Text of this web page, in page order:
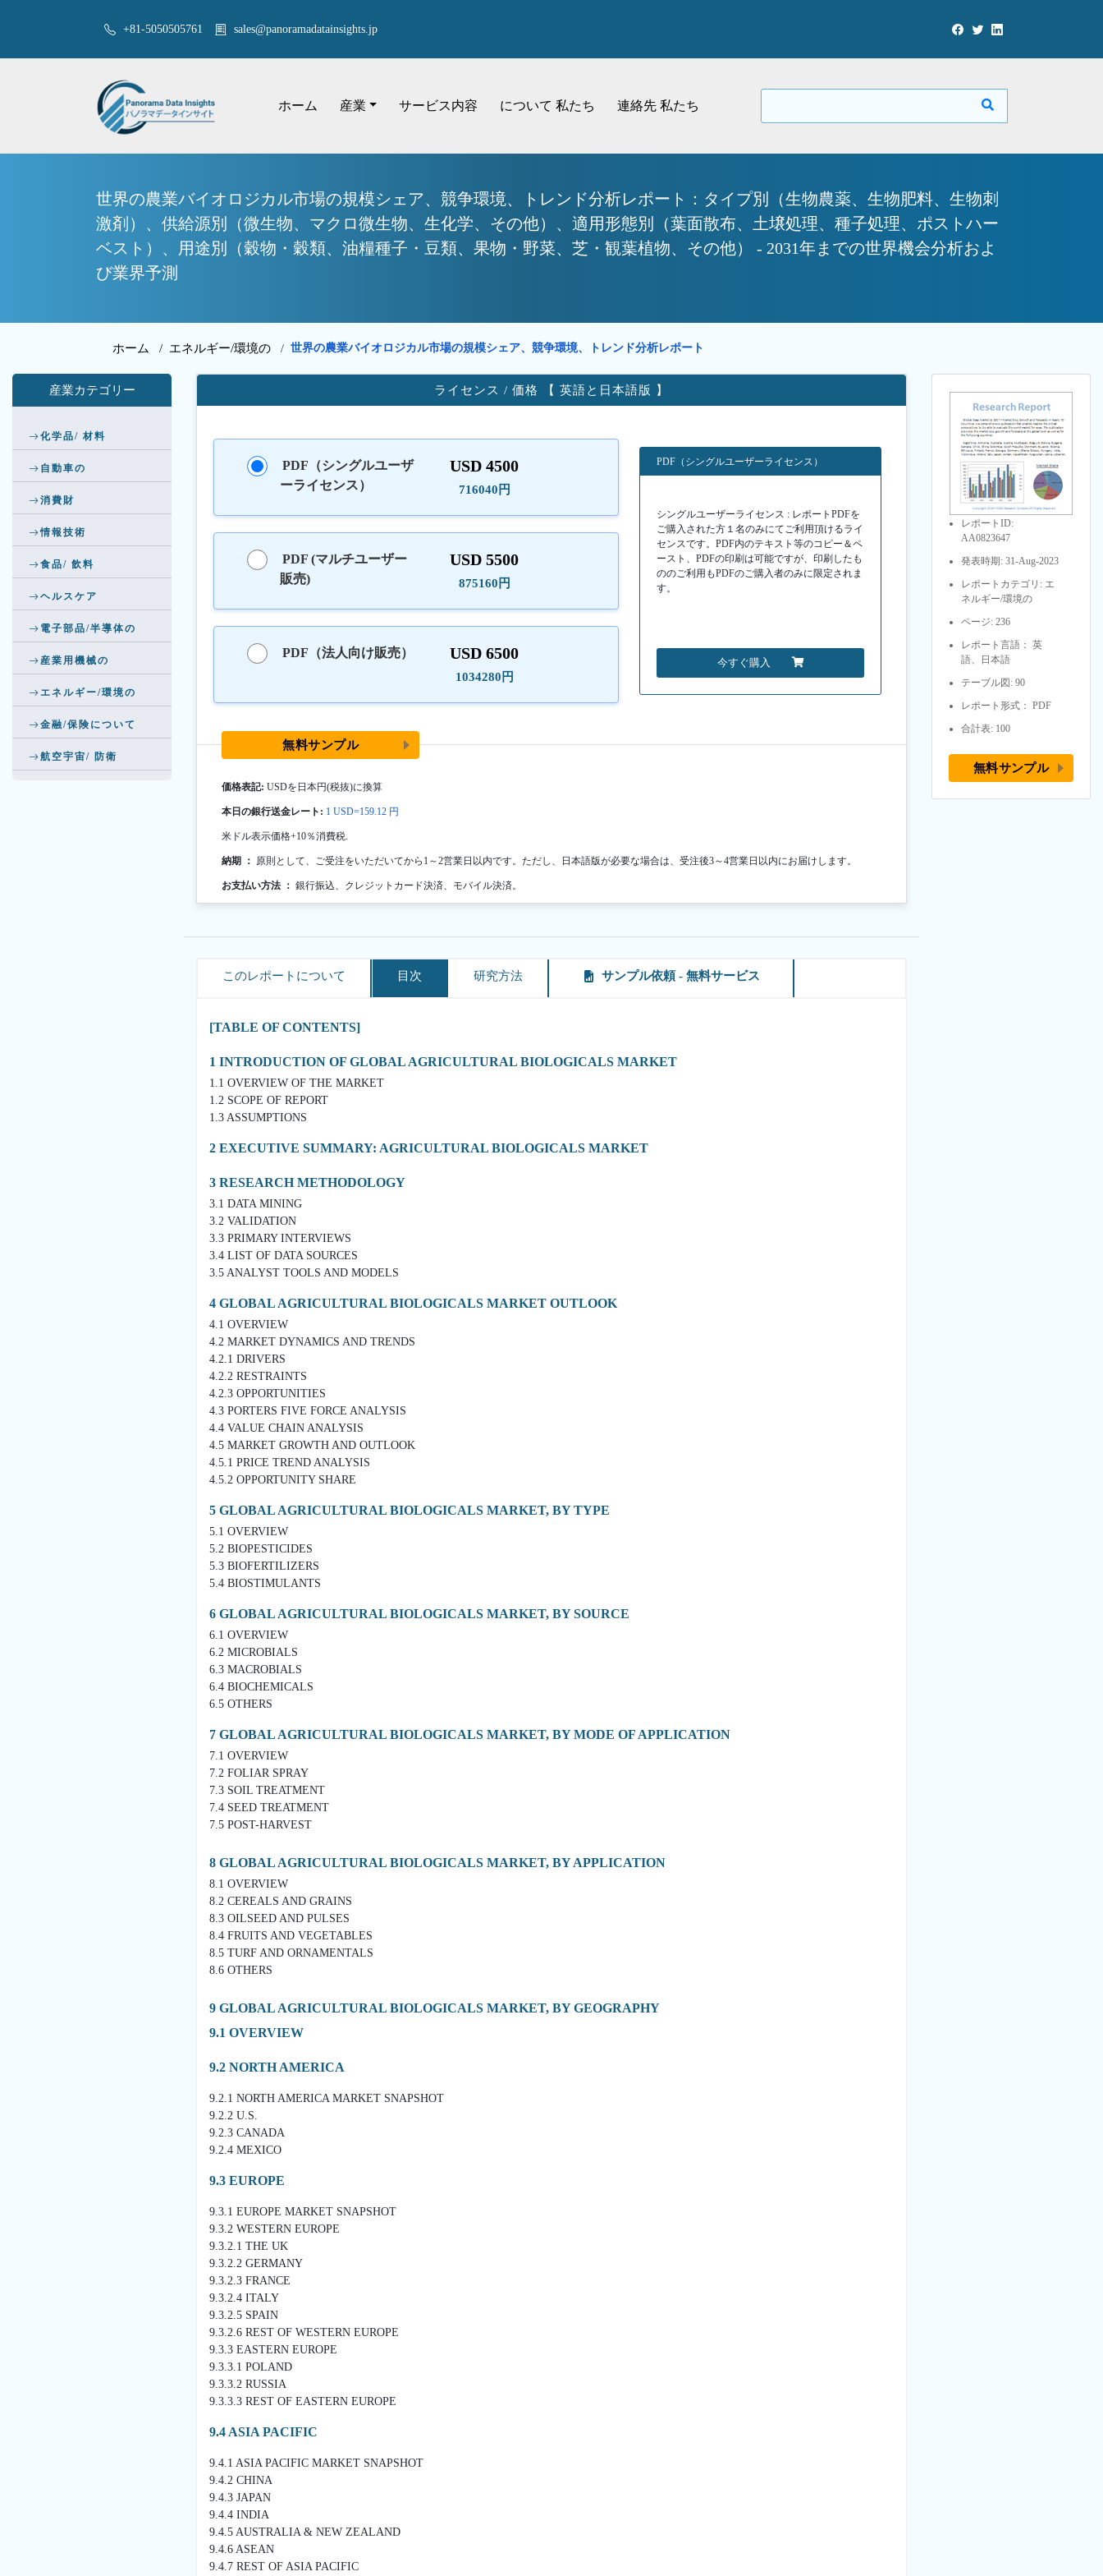
+81-5050505761 sales@panoramadatainsights.jp
ホーム 産業 サービス内容 について 私たち 連絡先 私たち
世界の農業バイオロジカル市場の規模シェア、競争環境、トレンド分析レポート：タイプ別（生物農薬、生物肥料、生物刺
激剤）、供給源別（微生物、マクロ微生物、生化学、その他）、適用形態別（葉面散布、土壌処理、種子処理、ポストハー
ベスト）、用途別（穀物・穀類、油糧種子・豆類、果物・野菜、芝・観葉植物、その他） - 2031年までの世界機会分析およ
び業界予測
ホーム / エネルギー/環境の / 世界の農業バイオロジカル市場の規模シェア、競争環境、トレンド分析レポート
産業カテゴリー
化学品/ 材料
自動車の
消費財
情報技術
食品/ 飲料
ヘルスケア
電子部品/半導体の
産業用機械の
エネルギー/環境の
金融/保険について
航空宇宙/ 防衛
ライセンス / 価格 【 英語と日本語版 】
PDF（シングルユーザ
ーライセンス）
USD 4500
716040円
PDF (マルチユーザー
販売)
USD 5500
875160円
PDF（法人向け販売） USD 6500
1034280円
PDF（シングルユーザーライセンス）
シングルユーザーライセンス : レポートPDFを
ご購入された方１名のみにてご利用頂けるライ
センスです。PDF内のテキスト等のコピー＆ペ
ースト、PDFの印刷は可能ですが、印刷したも
ののご利用もPDFのご購入者のみに限定されま
す。
今すぐ購入
無料サンプル
価格表記: USDを日本円(税抜)に換算
本日の銀行送金レート: 1 USD=159.12 円
米ドル表示価格+10％消費税.
納期 ： 原則として、ご受注をいただいてから1～2営業日以内です。ただし、日本語版が必要な場合は、受注後3～4営業日以内にお届けします。
お支払い方法 ： 銀行振込、クレジットカード決済、モバイル決済。
このレポートについて 目次 研究方法 サンプル依頼 - 無料サービス
[TABLE OF CONTENTS]
1 INTRODUCTION OF GLOBAL AGRICULTURAL BIOLOGICALS MARKET
1.1 OVERVIEW OF THE MARKET
1.2 SCOPE OF REPORT
1.3 ASSUMPTIONS
2 EXECUTIVE SUMMARY: AGRICULTURAL BIOLOGICALS MARKET
3 RESEARCH METHODOLOGY
3.1 DATA MINING
3.2 VALIDATION
3.3 PRIMARY INTERVIEWS
3.4 LIST OF DATA SOURCES
3.5 ANALYST TOOLS AND MODELS
4 GLOBAL AGRICULTURAL BIOLOGICALS MARKET OUTLOOK
4.1 OVERVIEW
4.2 MARKET DYNAMICS AND TRENDS
4.2.1 DRIVERS
4.2.2 RESTRAINTS
4.2.3 OPPORTUNITIES
4.3 PORTERS FIVE FORCE ANALYSIS
4.4 VALUE CHAIN ANALYSIS
4.5 MARKET GROWTH AND OUTLOOK
4.5.1 PRICE TREND ANALYSIS
4.5.2 OPPORTUNITY SHARE
5 GLOBAL AGRICULTURAL BIOLOGICALS MARKET, BY TYPE
5.1 OVERVIEW
5.2 BIOPESTICIDES
5.3 BIOFERTILIZERS
5.4 BIOSTIMULANTS
6 GLOBAL AGRICULTURAL BIOLOGICALS MARKET, BY SOURCE
6.1 OVERVIEW
6.2 MICROBIALS
6.3 MACROBIALS
6.4 BIOCHEMICALS
6.5 OTHERS
7 GLOBAL AGRICULTURAL BIOLOGICALS MARKET, BY MODE OF APPLICATION
7.1 OVERVIEW
7.2 FOLIAR SPRAY
7.3 SOIL TREATMENT
7.4 SEED TREATMENT
7.5 POST-HARVEST
8 GLOBAL AGRICULTURAL BIOLOGICALS MARKET, BY APPLICATION
8.1 OVERVIEW
8.2 CEREALS AND GRAINS
8.3 OILSEED AND PULSES
8.4 FRUITS AND VEGETABLES
8.5 TURF AND ORNAMENTALS
8.6 OTHERS
9 GLOBAL AGRICULTURAL BIOLOGICALS MARKET, BY GEOGRAPHY
9.1 OVERVIEW
9.2 NORTH AMERICA
9.2.1 NORTH AMERICA MARKET SNAPSHOT
9.2.2 U.S.
9.2.3 CANADA
9.2.4 MEXICO
9.3 EUROPE
9.3.1 EUROPE MARKET SNAPSHOT
9.3.2 WESTERN EUROPE
9.3.2.1 THE UK
9.3.2.2 GERMANY
9.3.2.3 FRANCE
9.3.2.4 ITALY
9.3.2.5 SPAIN
9.3.2.6 REST OF WESTERN EUROPE
9.3.3 EASTERN EUROPE
9.3.3.1 POLAND
9.3.3.2 RUSSIA
9.3.3.3 REST OF EASTERN EUROPE
9.4 ASIA PACIFIC
9.4.1 ASIA PACIFIC MARKET SNAPSHOT
9.4.2 CHINA
9.4.3 JAPAN
9.4.4 INDIA
9.4.5 AUSTRALIA & NEW ZEALAND
9.4.6 ASEAN
9.4.7 REST OF ASIA PACIFIC
レポートID:
AA0823647
発表時期: 31-Aug-2023
レポートカテゴリ: エ
ネルギー/環境の
ページ: 236
レポート言語： 英
語、日本語
テーブル図: 90
レポート形式： PDF
合計表: 100
無料サンプル